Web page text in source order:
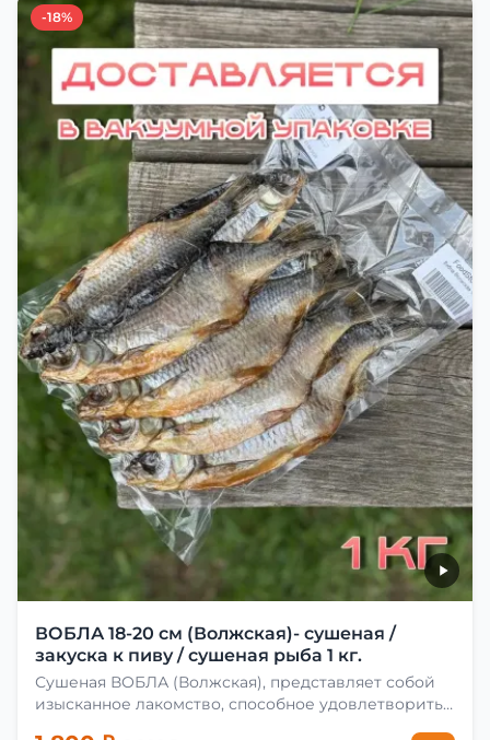
-18%
ВОБЛА 18-20 см (Волжская)- сушеная /
закуска к пиву / сушеная рыба 1 кг.
Сушеная ВОБЛА (Волжская), представляет собой
изысканное лакомство, способное удовлетворить